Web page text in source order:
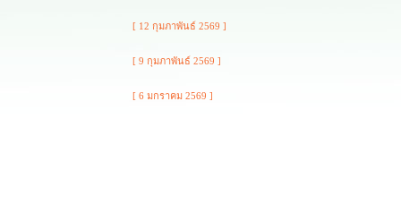
[ 12 กุมภาพันธ์ 2569 ]
[ 9 กุมภาพันธ์ 2569 ]
[ 6 มกราคม 2569 ]